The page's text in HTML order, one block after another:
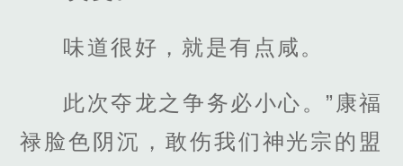
味道很好，就是有点咸。
此次夺龙之争务必小心。”康福
禄脸色阴沉，敢伤我们神光宗的盟